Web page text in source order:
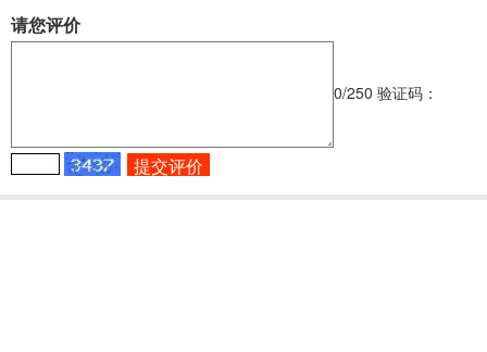
请您评价
0/250 验证码：